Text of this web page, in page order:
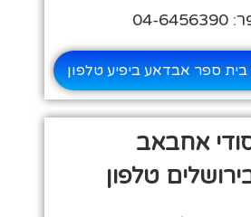
ספר אבדאע ביפיע טלפון
אחבאב
טלפון